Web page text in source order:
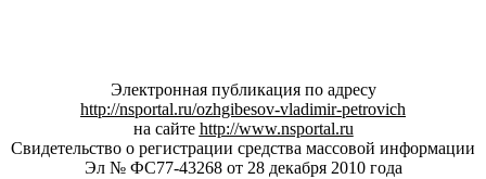
Электронная публикация по адресу
http://nsportal.ru/ozhgibesov-vladimir-petrovich
на сайте http://www.nsportal.ru
Свидетельство о регистрации средства массовой информации
Эл № ФС77-43268 от 28 декабря 2010 года